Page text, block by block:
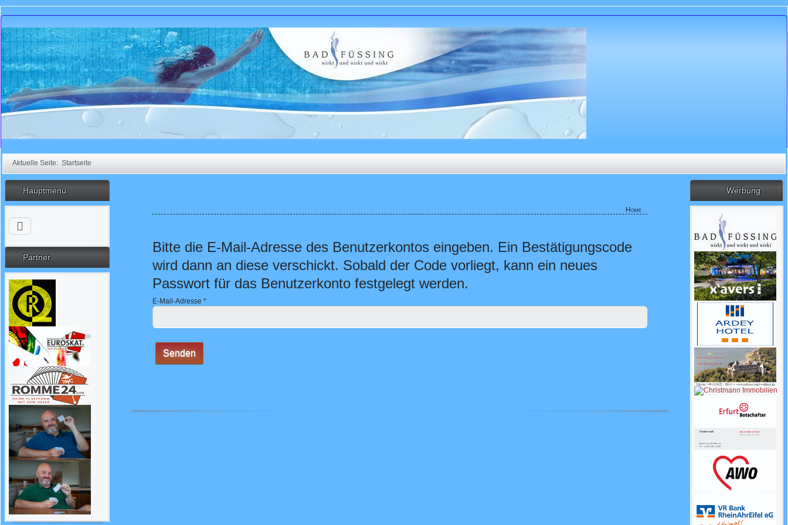
Aktuelle Seite: Startseite
Hauptmenü
Partner
Werbung
Home
Bitte die E-Mail-Adresse des Benutzerkontos eingeben. Ein Bestätigungscode
wird dann an diese verschickt. Sobald der Code vorliegt, kann ein neues
Passwort für das Benutzerkonto festgelegt werden.
E-Mail-Adresse *
Senden